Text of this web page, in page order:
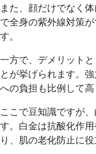
また、顔だけでなく
で全身の紫外線対策
す。
一方で、デメリットと
とが挙げられます。
への負担も比例して
ここで豆知識ですが
す。白金は抗酸化作
り、肌の老化防止に